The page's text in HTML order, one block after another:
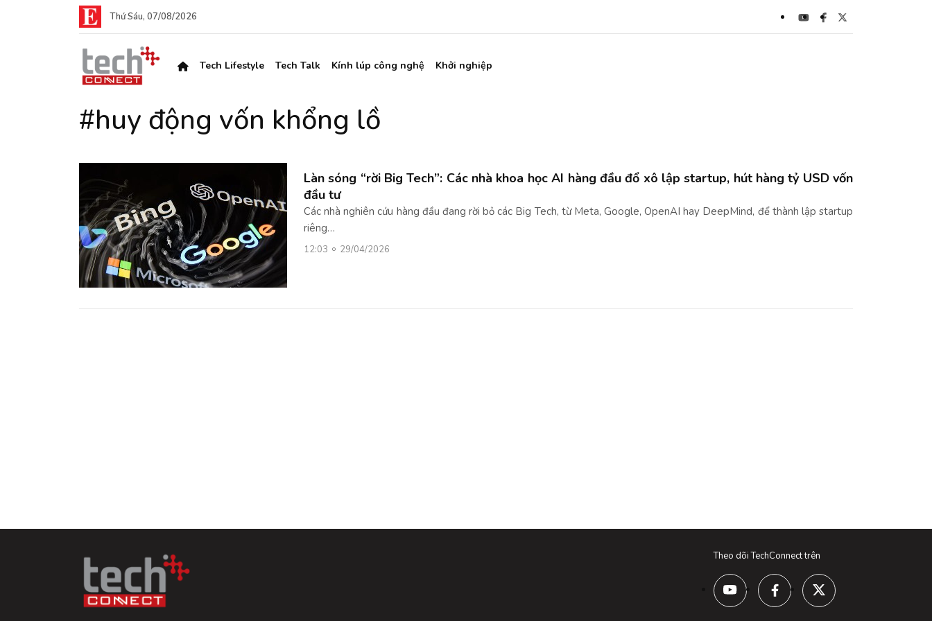
Thứ Sáu, 07/08/2026
Tech Lifestyle Tech Talk Kính lúp công nghệ Khởi nghiệp
#huy động vốn khổng lồ
Làn sóng “rời Big Tech”: Các nhà khoa học AI hàng đầu đổ xô lập startup, hút hàng tỷ USD vốn
đầu tư
Các nhà nghiên cứu hàng đầu đang rời bỏ các Big Tech, từ Meta, Google, OpenAI hay DeepMind, để thành lập startup
riêng…
12:03 29/04/2026
Theo dõi TechConnect trên